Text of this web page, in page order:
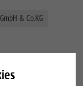
& Co.KG